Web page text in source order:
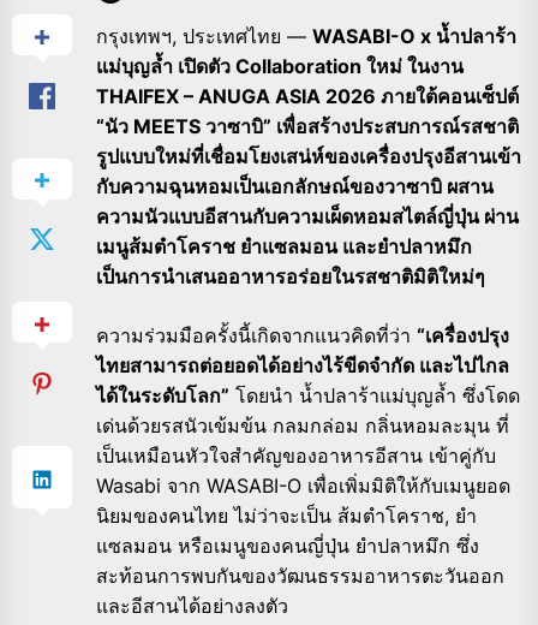
กรุงเทพฯ, ประเทศไทย — WASABI-O x น้ำปลาร้า
แม่บุญล้ำ เปิดตัว Collaboration ใหม่ ในงาน
THAIFEX – ANUGA ASIA 2026 ภายใต้คอนเซ็ปต์
“นัว MEETS วาซาบิ” เพื่อสร้างประสบการณ์รสชาติ
รูปแบบใหม่ที่เชื่อมโยงเสน่ห์ของเครื่องปรุงอีสานเข้า
กับความฉุนหอมเป็นเอกลักษณ์ของวาซาบิ ผสาน
ความนัวแบบอีสานกับความเผ็ดหอมสไตล์ญี่ปุ่น ผ่าน
เมนูส้มตำโคราช ยำแซลมอน และยำปลาหมึก
เป็นการนำเสนออาหารอร่อยในรสชาติมิติใหม่ๆ
ความร่วมมือครั้งนี้เกิดจากแนวคิดที่ว่า “เครื่องปรุง
ไทยสามารถต่อยอดได้อย่างไร้ขีดจำกัด และไปไกล
ได้ในระดับโลก” โดยนำ น้ำปลาร้าแม่บุญล้ำ ซึ่งโดด
เด่นด้วยรสนัวเข้มข้น กลมกล่อม กลิ่นหอมละมุน ที่
เป็นเหมือนหัวใจสำคัญของอาหารอีสาน เข้าคู่กับ
Wasabi จาก WASABI-O เพื่อเพิ่มมิติให้กับเมนูยอด
นิยมของคนไทย ไม่ว่าจะเป็น ส้มตำโคราช, ยำ
แซลมอน หรือเมนูของคนญี่ปุ่น ยำปลาหมึก ซึ่ง
สะท้อนการพบกันของวัฒนธรรมอาหารตะวันออก
และอีสานได้อย่างลงตัว